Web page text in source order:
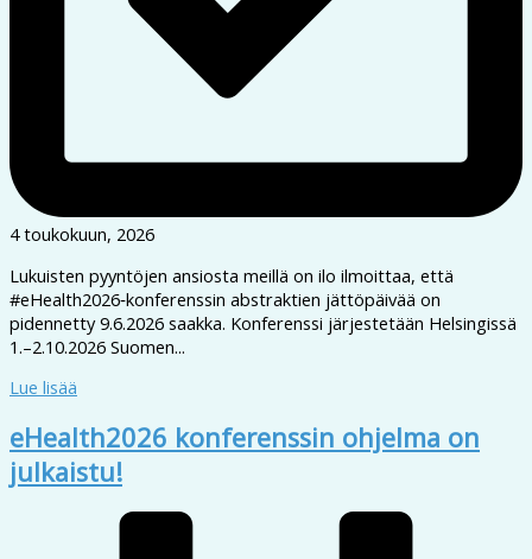
4 toukokuun, 2026
Lukuisten pyyntöjen ansiosta meillä on ilo ilmoittaa, että
#eHealth2026‑konferenssin abstraktien jättöpäivää on
pidennetty 9.6.2026 saakka. Konferenssi järjestetään Helsingissä
1.–2.10.2026 Suomen...
Lue lisää
eHealth2026 konferenssin ohjelma on
julkaistu!